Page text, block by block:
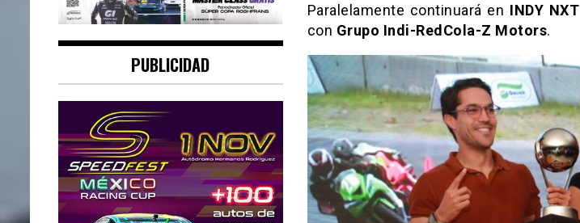
Paralelamente continuará en INDY NXT
con Grupo Indi-RedCola-Z Motors.
PUBLICIDAD